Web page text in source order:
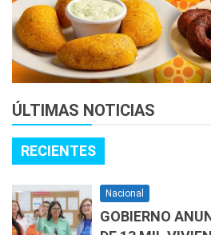
ÚLTIMAS NOTICIAS
RECIENTES
Nacional
GOBIERNO